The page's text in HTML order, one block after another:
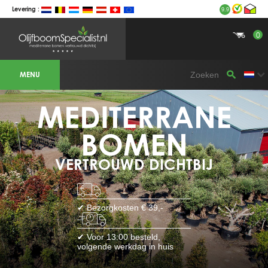
Levering : 9.9
BOTANICALGROUP WERKGEBIEDEN &
WEBSITES
OLIJFBOOMSPECIALIST.NL
OLIJFBOOMSPECIALIST.BE
LESPECIALISTEDESOLIVIERS.FR
OLIVENBAUM.DE
DRZEWAOLIWNE.PL
OLIVETREESPECIALIST.COM
Bomen
BOMEN.NL
GROENBLIJVENDEBOMEN.NL
GROENBLIJVENDEBOMEN.BE
PALMBOMENSPECIALIST.NL
IMMERGRUENEBAEUME.DE
Botanicalgroup
BOTANICALGROUP.EU
BOTANICALGROUP.DE
BOTANICALGROUP.BE
0
MENU
MEDITERRANE
BOMEN
VERTROUWD DICHTBIJ
✔ Bezorgkosten € 39,-
✔ Voor 13:00 besteld,
volgende werkdag in huis